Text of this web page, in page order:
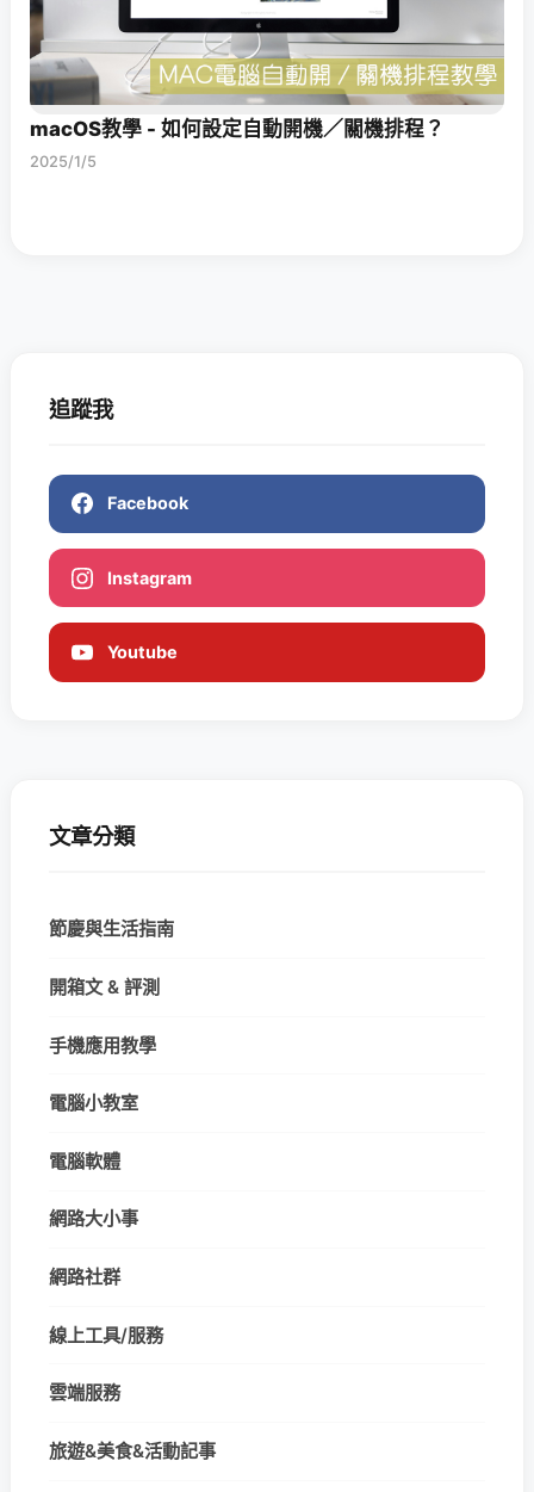
macOS教學 - 如何設定自動開機／關機排程？
2025/1/5
追蹤我
Facebook
Instagram
Youtube
文章分類
節慶與生活指南
開箱文 & 評測
手機應用教學
電腦小教室
電腦軟體
網路大小事
網路社群
線上工具/服務
雲端服務
旅遊&美食&活動記事